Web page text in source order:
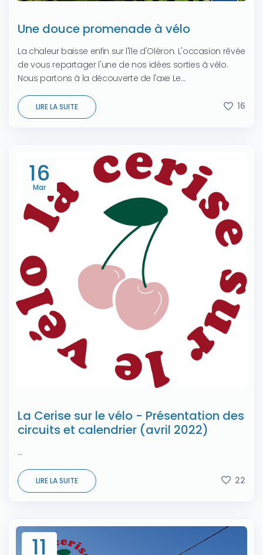
Une douce promenade à vélo
La chaleur baisse enfin sur l'île d'Oléron. L'occasion rêvée
de vous repartager l'une de nos idées sorties à vélo.
Nous partons à la découverte de l'axe Le...
LIRE LA SUITE 16
16
Mar
La Cerise sur le vélo - Présentation des
circuits et calendrier (avril 2022)
...
LIRE LA SUITE 22
11